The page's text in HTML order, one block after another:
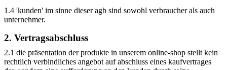
1.4 'kunden' im sinne dieser agb sind sowohl verbraucher als auch
unternehmer.
2. Vertragsabschluss
2.1 die präsentation der produkte in unserem online-shop stellt kein
rechtlich verbindliches angebot auf abschluss eines kaufvertrages